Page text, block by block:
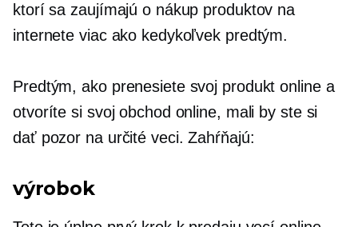
ktorí sa zaujímajú o nákup produktov na
internete viac ako kedykoľvek predtým.
Predtým, ako prenesiete svoj produkt online a
otvoríte si svoj obchod online, mali by ste si
dať pozor na určité veci. Zahŕňajú:
výrobok